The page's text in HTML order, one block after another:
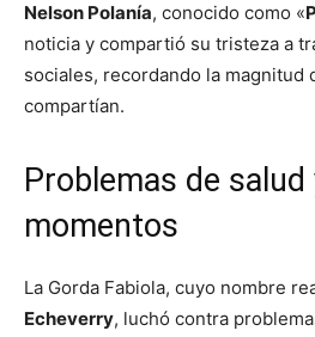
Nelson Polanía, conocido como «
noticia y compartió su tristeza a
sociales, recordando la magnitud
compartían.
Problemas de
momentos
La Gorda Fabiola, cuyo nombre
Echeverry, luchó contra